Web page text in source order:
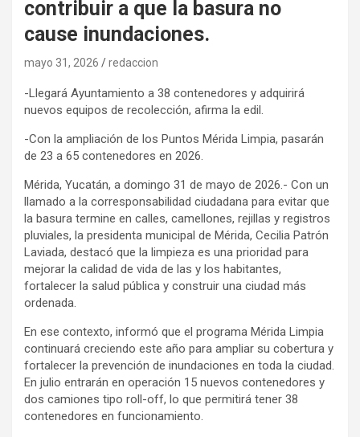
contribuir a que la basura no
cause inundaciones.
mayo 31, 2026 redaccion
-Llegará Ayuntamiento a 38 contenedores y adquirirá
nuevos equipos de recolección, afirma la edil.
-Con la ampliación de los Puntos Mérida Limpia, pasarán
de 23 a 65 contenedores en 2026.
Mérida, Yucatán, a domingo 31 de mayo de 2026.- Con un
llamado a la corresponsabilidad ciudadana para evitar que
la basura termine en calles, camellones, rejillas y registros
pluviales, la presidenta municipal de Mérida, Cecilia Patrón
Laviada, destacó que la limpieza es una prioridad para
mejorar la calidad de vida de las y los habitantes,
fortalecer la salud pública y construir una ciudad más
ordenada.
En ese contexto, informó que el programa Mérida Limpia
continuará creciendo este año para ampliar su cobertura y
fortalecer la prevención de inundaciones en toda la ciudad.
En julio entrarán en operación 15 nuevos contenedores y
dos camiones tipo roll-off, lo que permitirá tener 38
contenedores en funcionamiento.